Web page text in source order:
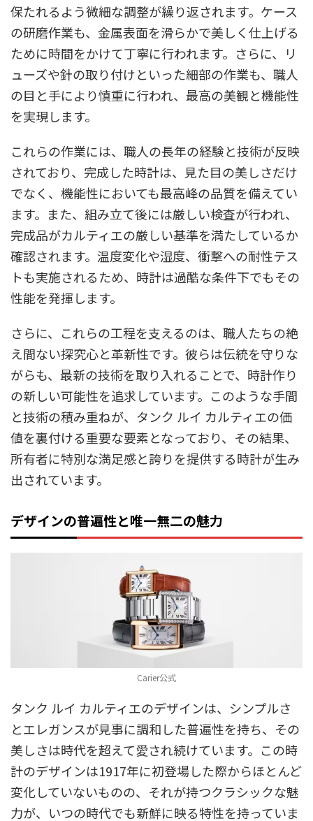
保たれるよう微細な調整が繰り返されます。ケース
の研磨作業も、金属表面を滑らかで美しく仕上げる
ために時間をかけて丁寧に行われます。さらに、リ
ューズや針の取り付けといった細部の作業も、職人
の目と手により慎重に行われ、最高の美観と機能性
を実現します。
これらの作業には、職人の長年の経験と技術が反映
されており、完成した時計は、見た目の美しさだけ
でなく、機能性においても最高峰の品質を備えてい
ます。また、組み立て後には厳しい検査が行われ、
完成品がカルティエの厳しい基準を満たしているか
確認されます。温度変化や湿度、衝撃への耐性テス
トも実施されるため、時計は過酷な条件下でもその
性能を発揮します。
さらに、これらの工程を支えるのは、職人たちの絶
え間ない探究心と革新性です。彼らは伝統を守りな
がらも、最新の技術を取り入れることで、時計作り
の新しい可能性を追求しています。このような手間
と技術の積み重ねが、タンク ルイ カルティエの価
値を裏付ける重要な要素となっており、その結果、
所有者に特別な満足感と誇りを提供する時計が生み
出されています。
デザインの普遍性と唯一無二の魅力
Carier公式
タンク ルイ カルティエのデザインは、シンプルさ
とエレガンスが見事に調和した普遍性を持ち、その
美しさは時代を超えて愛され続けています。この時
計のデザインは1917年に初登場した際からほとんど
変化していないものの、それが持つクラシックな魅
力が、いつの時代でも新鮮に映る特性を持っていま